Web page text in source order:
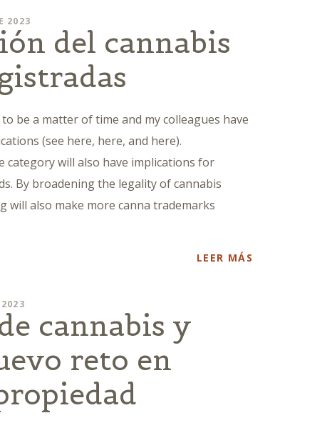
2023
del cannabis
be a matter of time and my colleagues have
(see here, here, and here).
category will also have implications for
By broadening the legality of cannabis
will also make more canna trademarks
LEER MÁS
cannabis y
reto en